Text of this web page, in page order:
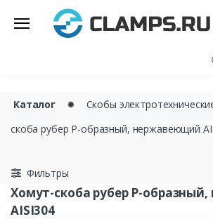
Каталог ✹ Скобы
скоба рубер Р-образный, нержавеющий
Фильтры
Хомут-скоба рубер Р-
AISI304